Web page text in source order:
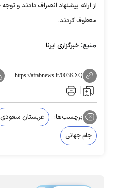
معطوف کردند.
منبع: خبرگزاری ایرنا
https://aftabnews.ir/003KXQ
برچسب‌ها: عربستان سعودی
جام جهانی